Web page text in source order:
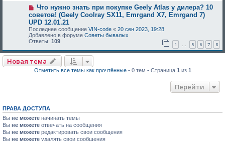
Что нужно знать при покупке Geely Atlas у дилера? 10
советов! (Geely Coolray SX11, Emrgand X7, Emrgand 7)
UPD 12.01.21
Последнее сообщение VIN-code « 20 сен 2023, 19:28
Добавлено в форуме Советы бывалых
Ответы: 109 1 … 5 6 7 8
Новая тема
Отметить все темы как прочтённые• 0 тем • Страница 1 из 1
Перейти
ПРАВА ДОСТУПА
Вы не можете начинать темы
Вы не можете отвечать на сообщения
Вы не можете редактировать свои сообщения
Вы не можете удалять свои сообщения